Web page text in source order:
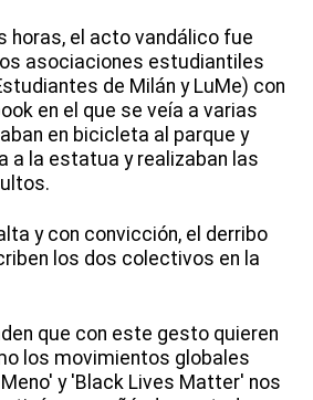
horas, el acto vandálico fue
asociaciones estudiantiles
de Milán y LuMe) con
en el que se veía a varias
en bicicleta al parque y
a la estatua y realizaban las
y con convicción, el derribo
los dos colectivos en la
que con este gesto quieren
los movimientos globales
y 'Black Lives Matter' nos